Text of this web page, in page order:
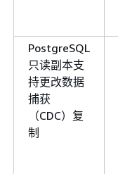
PostgreSQL
只读副本支
持更改数据
捕获
（CDC）复
制